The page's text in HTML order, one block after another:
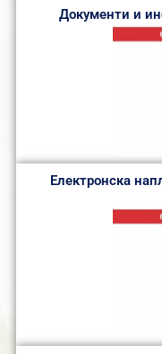
Документи и
Електронска